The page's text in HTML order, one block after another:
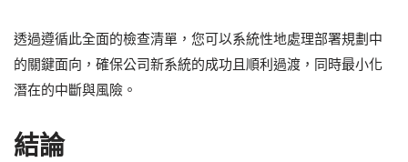
透過遵循此全面的檢查清單，您可以系統性地處理部署規劃中
的關鍵面向，確保公司新系統的成功且順利過渡，同時最小化
潛在的中斷與風險。
結論